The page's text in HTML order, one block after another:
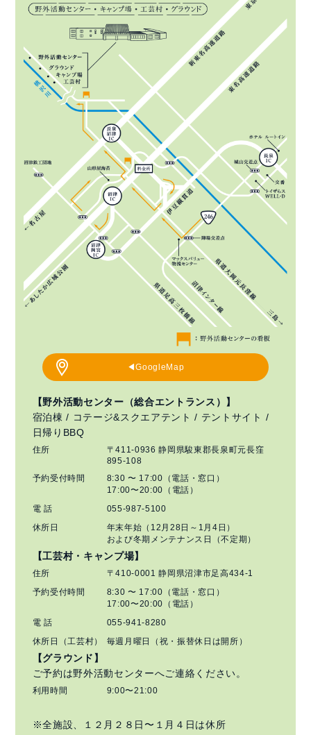
◀︎GoogleMap
【野外活動センター（総合エントランス）】
宿泊棟 / コテージ&スクエアテント / テントサイト /
日帰りBBQ
住所
〒411-0936 静岡県駿東郡長泉町元長窪
895-108
予約受付時間
8:30 〜 17:00（電話・窓口）
17:00〜20:00（電話）
電 話
055-987-5100
休所日
年末年始（12月28日～1月4日）
および冬期メンテナンス日（不定期）
【工芸村・キャンプ場】
住所
〒410-0001 静岡県沼津市足高434-1
予約受付時間
8:30 〜 17:00（電話・窓口）
17:00〜20:00（電話）
電 話
055-941-8280
休所日（工芸村）
毎週月曜日（祝・振替休日は開所）
【グラウンド】
ご予約は野外活動センターへご連絡ください。
利用時間 9:00〜21:00
※全施設、１２月２８日〜１月４日は休所